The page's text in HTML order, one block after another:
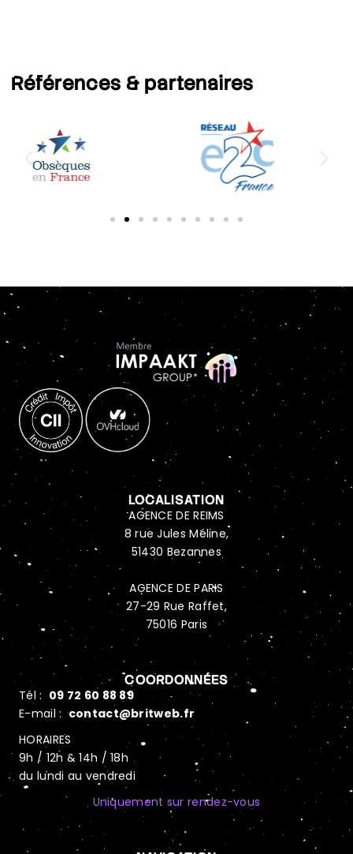
Références& partenaires
LOCALISATION
AGENCE DE REIMS
8 rue Jules Méline,
51430 Bezannes
AGENCE DE PARIS
27-29 Rue Raffet,
75016 Paris
COORDONNÉES
Tél : 09 72 60 88 89
E-mail : contact@britweb.fr
HORAIRES
9h / 12h & 14h / 18h
du lundi au vendredi
Uniquement sur rendez-vous